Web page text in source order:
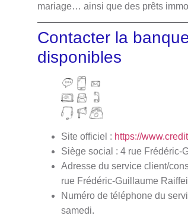
mariage… ainsi que des prêts
Contacter la
disponibles
Site officiel : https://
Siège social : 4 rue Frédéric-
Adresse du service client/
rue Frédéric-Guillaume
Numéro de téléphone du
samedi.